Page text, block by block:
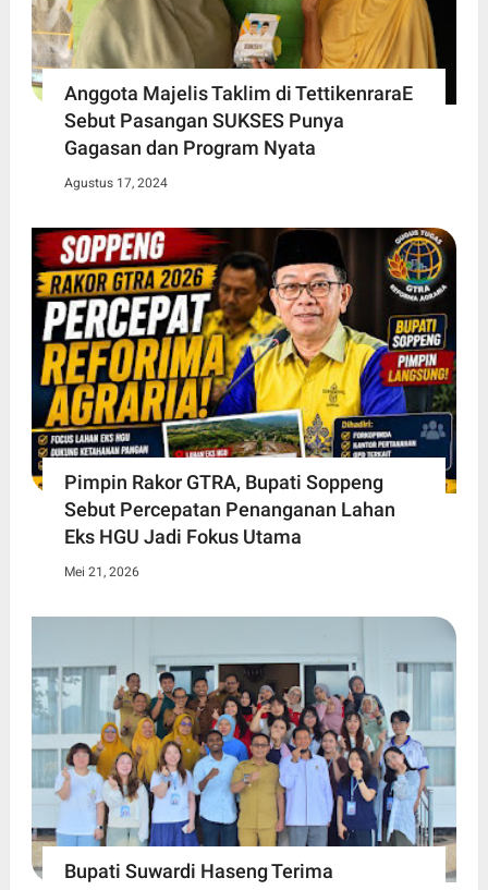
Anggota Majelis Taklim di TettikenraraE
Sebut Pasangan SUKSES Punya
Gagasan dan Program Nyata
Agustus 17, 2024
Pimpin Rakor GTRA, Bupati Soppeng
Sebut Percepatan Penanganan Lahan
Eks HGU Jadi Fokus Utama
Mei 21, 2026
Bupati Suwardi Haseng Terima